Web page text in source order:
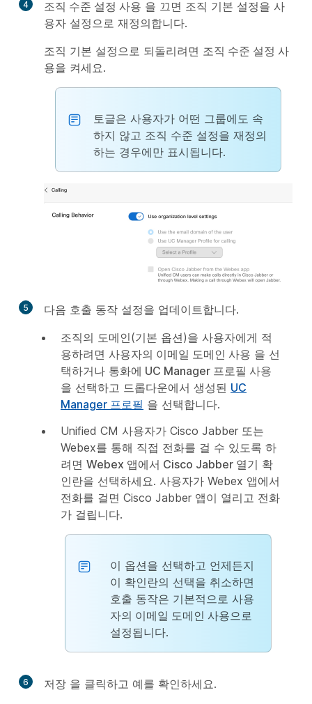
4 조직 수준 설정 사용 을 끄면 조직 기본 설정을 사
용자 설정으로 재정의합니다.
조직 기본 설정으로 되돌리려면 조직 수준 설정 사
용을 켜세요.
토글은 사용자가 어떤 그룹에도 속
하지 않고 조직 수준 설정을 재정의
하는 경우에만 표시됩니다.
5
다음 호출 동작 설정을 업데이트합니다.
조직의 도메인(기본 옵션)을 사용자에게 적
용하려면 사용자의 이메일 도메인 사용 을 선
택하거나 통화에 UC Manager 프로필 사용
을 선택하고 드롭다운에서 생성된 UC
Manager 프로필 을 선택합니다.
Unified CM 사용자가 Cisco Jabber 또는
Webex를 통해 직접 전화를 걸 수 있도록 하
려면 Webex 앱에서 Cisco Jabber 열기 확
인란을 선택하세요. 사용자가 Webex 앱에서
전화를 걸면 Cisco Jabber 앱이 열리고 전화
가 걸립니다.
이 옵션을 선택하고 언제든지
이 확인란의 선택을 취소하면
호출 동작은 기본적으로 사용
자의 이메일 도메인 사용으로
설정됩니다.
6 저장 을 클릭하고 예를 확인하세요.